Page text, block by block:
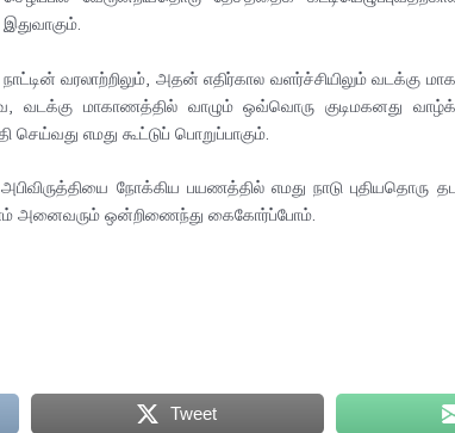
இதுவாகும்.
நாட்டின் வரலாற்றிலும், அதன் எதிர்கால வளர்ச்சியிலும் வடக்கு
வடக்கு மாகாணத்தில் வாழும் ஒவ்வொரு குடிமகனது
எமது கூட்டுப் பொறுப்பாகும்.
நோக்கிய பயணத்தில் எமது நாடு
அனைவரும் ஒன்றிணைந்து கைகோர்ப்போம்.
Tweet